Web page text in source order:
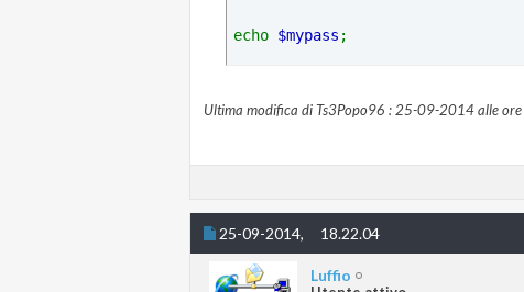
echo $mypass
Ultima modifica di Ts3Popo96 : 25-09-2014 alle ore
25-09-2014, 18.22.04
Luffio